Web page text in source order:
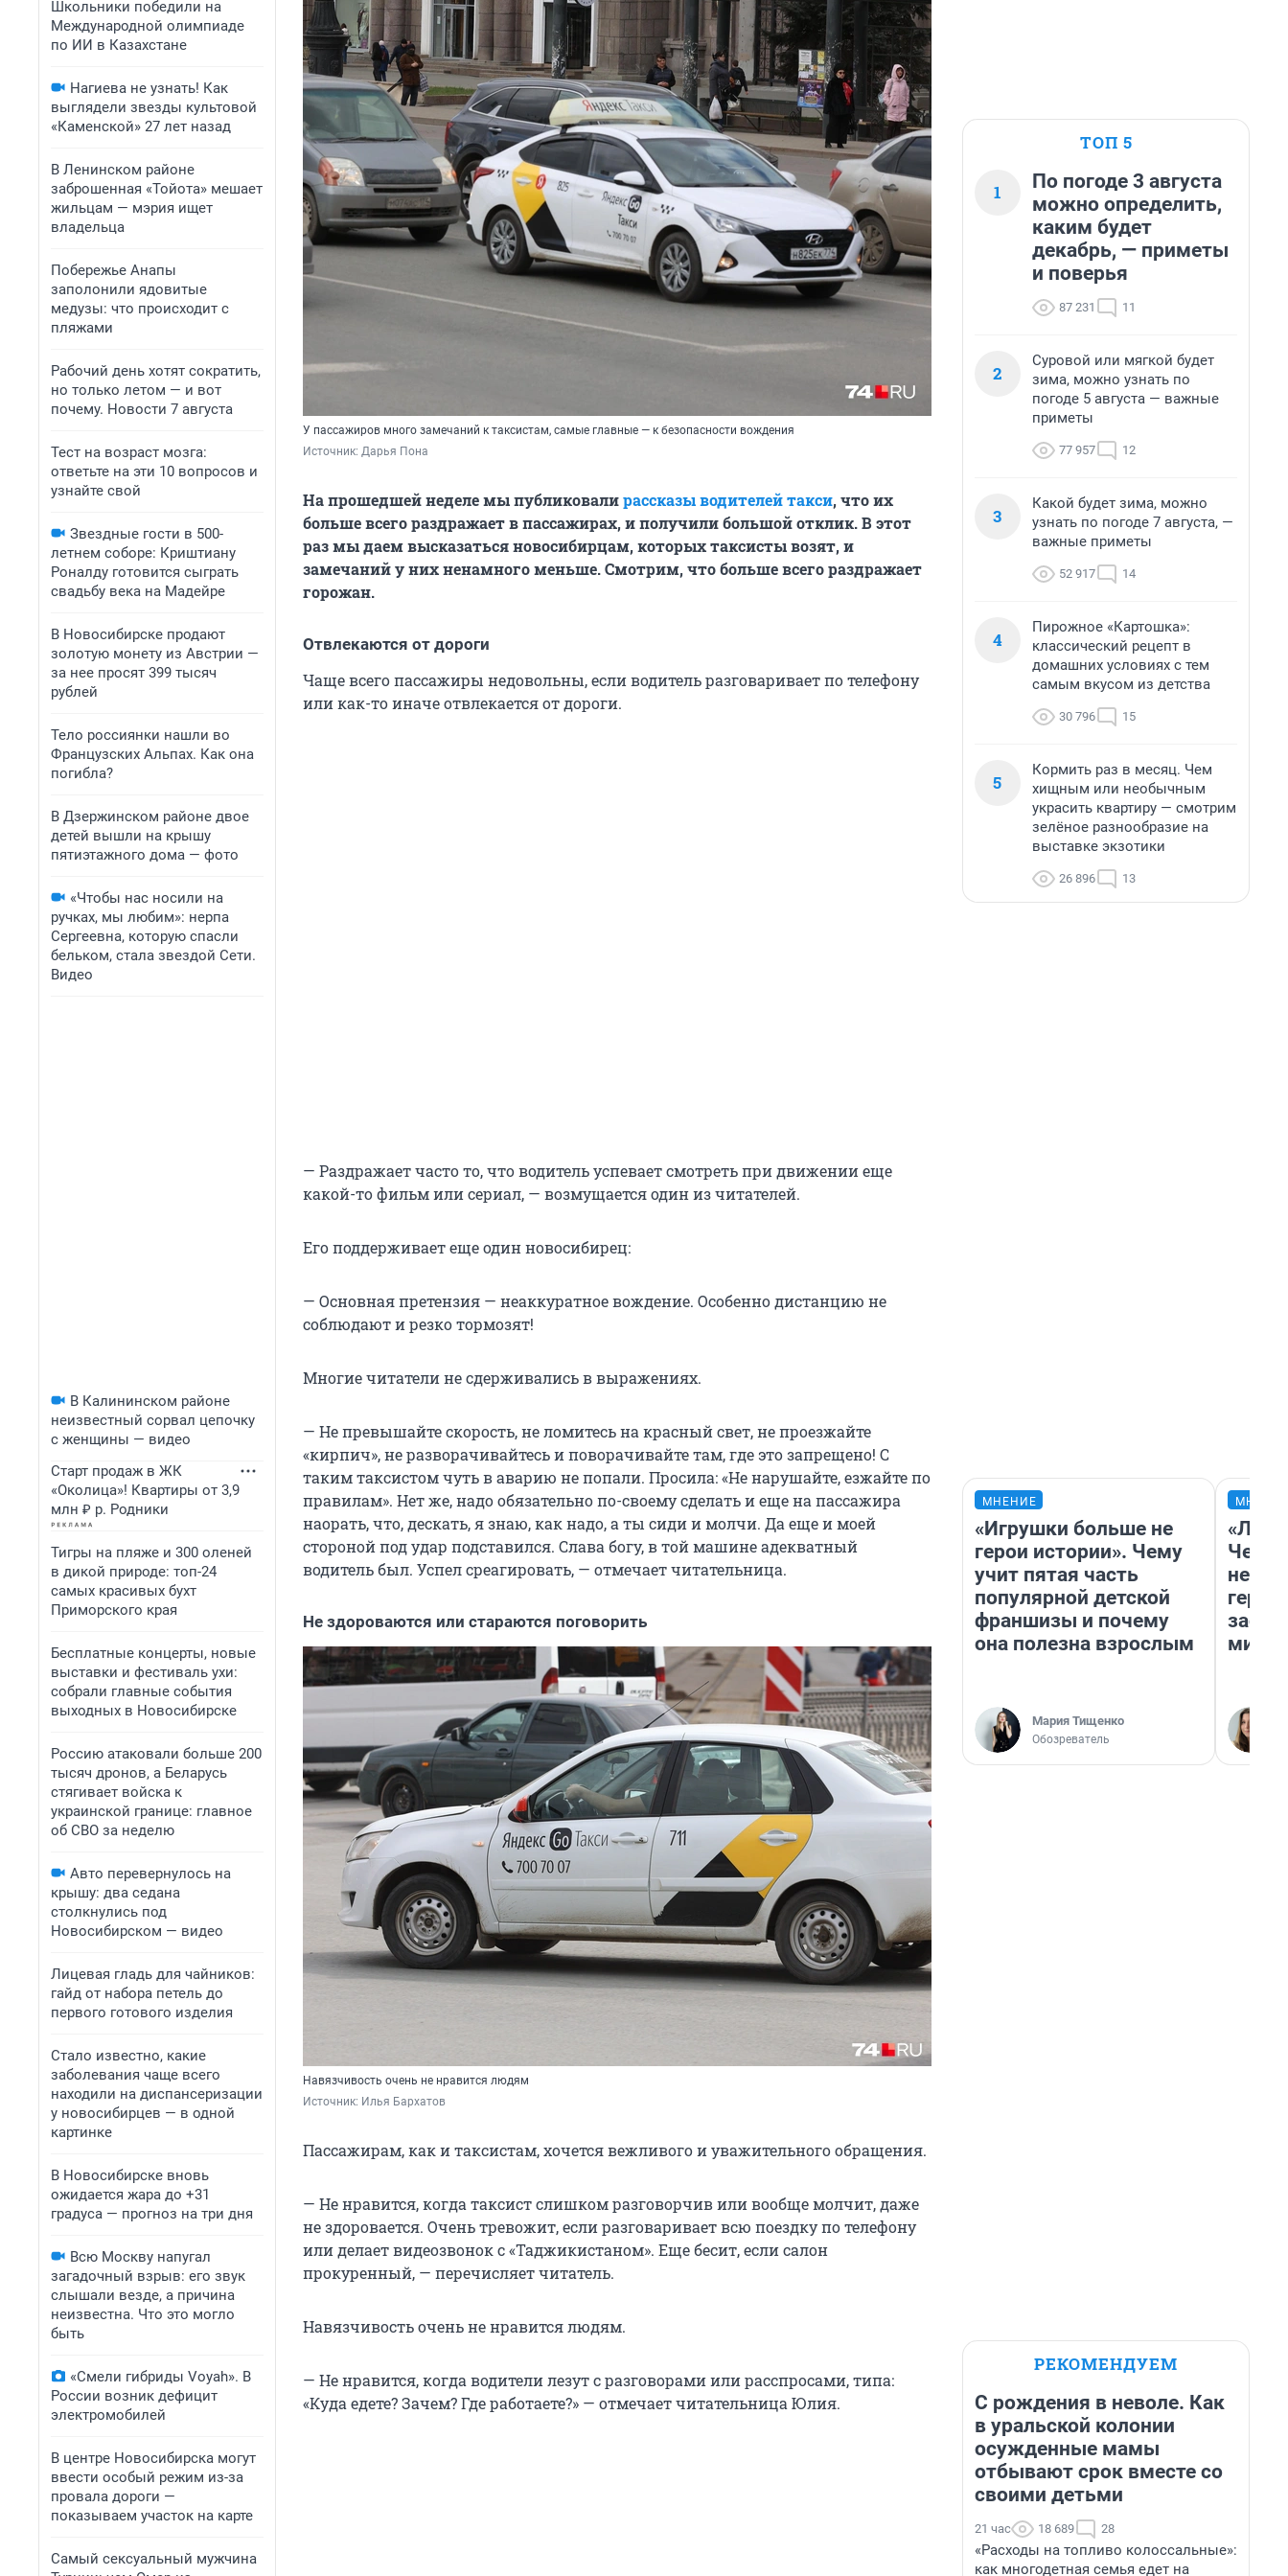
Школьники победили на
Международной олимпиаде
по ИИ в Казахстане
Нагиева не узнать! Как
выглядели звезды культовой
«Каменской» 27 лет назад
В Ленинском районе
заброшенная «Тойота» мешает
жильцам — мэрия ищет
владельца
Побережье Анапы
заполонили ядовитые
медузы: что происходит с
пляжами
Рабочий день хотят сократить,
но только летом — и вот
почему. Новости 7 августа
Тест на возраст мозга:
ответьте на эти 10 вопросов и
узнайте свой
Звездные гости в 500-
летнем соборе: Криштиану
Роналду готовится сыграть
свадьбу века на Мадейре
В Новосибирске продают
золотую монету из Австрии —
за нее просят 399 тысяч
рублей
Тело россиянки нашли во
Французских Альпах. Как она
погибла?
В Дзержинском районе двое
детей вышли на крышу
пятиэтажного дома — фото
«Чтобы нас носили на
ручках, мы любим»: нерпа
Сергеевна, которую спасли
бельком, стала звездой Сети.
Видео
В Калининском районе
неизвестный сорвал цепочку
с женщины — видео
Старт продаж в ЖК
«Околица»! Квартиры от 3,9
млн ₽ р. Родники
Тигры на пляже и 300 оленей
в дикой природе: топ-24
самых красивых бухт
Приморского края
Бесплатные концерты, новые
выставки и фестиваль ухи:
собрали главные события
выходных в Новосибирске
Россию атаковали больше 200
тысяч дронов, а Беларусь
стягивает войска к
украинской границе: главное
об СВО за неделю
Авто перевернулось на
крышу: два седана
столкнулись под
Новосибирском — видео
Лицевая гладь для чайников:
гайд от набора петель до
первого готового изделия
Стало известно, какие
заболевания чаще всего
находили на диспансеризации
у новосибирцев — в одной
картинке
В Новосибирске вновь
ожидается жара до +31
градуса — прогноз на три дня
Всю Москву напугал
загадочный взрыв: его звук
слышали везде, а причина
неизвестна. Что это могло
быть
«Смели гибриды Voyah». В
России возник дефицит
электромобилей
В центре Новосибирска могут
ввести особый режим из-за
провала дороги —
показываем участок на карте
Самый сексуальный мужчина
У пассажиров много замечаний к таксистам, самые главные — к безопасности вождения
Источник: Дарья Пона
На прошедшей неделе мы публиковалирассказы водителей такси, что их
больше всего раздражает в пассажирах, и получили большой отклик. В этот
раз мы даем высказаться новосибирцам, которых таксисты возят, и
замечаний у них ненамного меньше. Смотрим, что больше всего раздражает
горожан.
Отвлекаются от дороги
Чаще всего пассажиры недовольны, если водитель разговаривает по телефону
или как-то иначе отвлекается от дороги.
— Раздражает часто то, что водитель успевает смотреть при движении еще
какой-то фильм или сериал, — возмущается один из читателей.
Его поддерживает еще один новосибирец:
— Основная претензия — неаккуратное вождение. Особенно дистанцию не
соблюдают и резко тормозят!
Многие читатели не сдерживались в выражениях.
— Не превышайте скорость, не ломитесь на красный свет, не проезжайте
«кирпич», не разворачивайтесь и поворачивайте там, где это запрещено! С
таким таксистом чуть в аварию не попали. Просила: «Не нарушайте, езжайте по
правилам». Нет же, надо обязательно по-своему сделать и еще на пассажира
наорать, что, дескать, я знаю, как надо, а ты сиди и молчи. Да еще и моей
стороной под удар подставился. Слава богу, в той машине адекватный
водитель был. Успел среагировать, — отмечает читательница.
Не здороваются или стараются поговорить
Навязчивость очень не нравится людям
Источник: Илья Бархатов
Пассажирам, как и таксистам, хочется вежливого и уважительного обращения.
— Не нравится, когда таксист слишком разговорчив или вообще молчит, даже
не здоровается. Очень тревожит, если разговаривает всю поездку по телефону
или делает видеозвонок с «Таджикистаном». Еще бесит, если салон
прокуренный, — перечисляет читатель.
Навязчивость очень не нравится людям.
— Не нравится, когда водители лезут с разговорами или расспросами, типа:
«Куда едете? Зачем? Где работаете?» — отмечает читательница Юлия.
ТОП 5
1
По погоде 3 августа
можно определить,
каким будет
декабрь, — приметы
и поверья
87 231 11
2
Суровой или мягкой будет
зима, можно узнать по
погоде 5 августа — важные
приметы
77 957 12
3
Какой будет зима, можно
узнать по погоде 7 августа, —
важные приметы
52 917 14
4
Пирожное «Картошка»:
классический рецепт в
домашних условиях с тем
самым вкусом из детства
30 796 15
5
Кормить раз в месяц. Чем
хищным или необычным
украсить квартиру — смотрим
зелёное разнообразие на
выставке экзотики
26 896 13
МНЕНИЕ
«Игрушки больше не
герои истории». Чему
учит пятая часть
популярной детской
франшизы и почему
она полезна взрослым
Мария Тищенко
Обозреватель
Чем
герои
РЕКОМЕНДУЕМ
С рождения в неволе. Как
в уральской колонии
осужденные мамы
отбывают срок вместе со
своими детьми
21 час 18 689 28
«Расходы на топливо колоссальные»:
как многодетная семья едет на